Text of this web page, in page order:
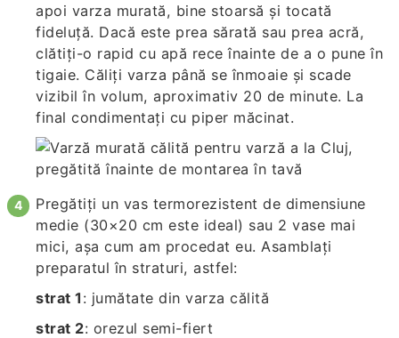
apoi varza murată, bine stoarsă și tocată
fideluță. Dacă este prea sărată sau prea acră,
clătiți-o rapid cu apă rece înainte de a o pune în
tigaie. Căliți varza până se înmoaie și scade
vizibil în volum, aproximativ 20 de minute. La
final condimentați cu piper măcinat.
Pregătiți un vas termorezistent de dimensiune
medie (30×20 cm este ideal) sau 2 vase mai
mici, așa cum am procedat eu. Asamblați
preparatul în straturi, astfel:
strat 1 : jumătate din varza călită
strat 2: orezul semi-fiert